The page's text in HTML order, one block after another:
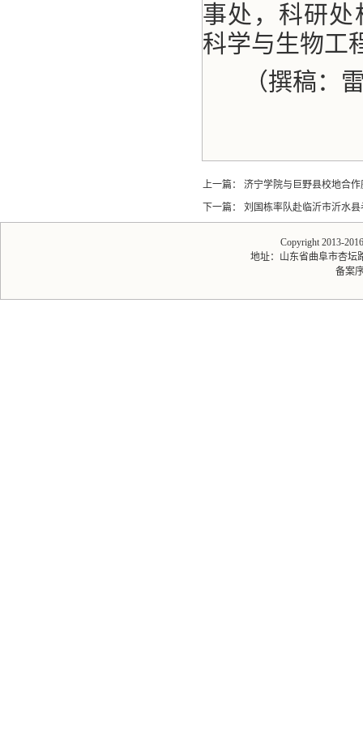
事处，科研
科学与生物工
（撰稿
上一篇：
济宁学院与巨野县校地合
下一篇：
刘国栋率队赴临沂市沂水县
Copyright 2013-
地址：山东省曲阜市杏坛
备案